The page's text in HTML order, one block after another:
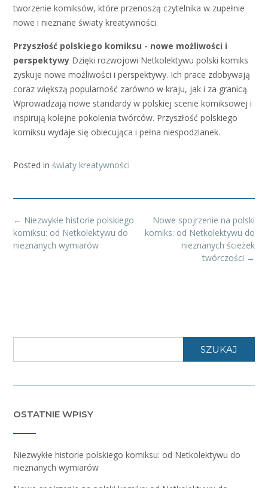
tworzenie komiksów, które przenoszą czytelnika w zupełnie
nowe i nieznane światy kreatywności.
Przyszłość polskiego komiksu - nowe możliwości i
perspektywy Dzięki rozwojowi Netkolektywu polski komiks
zyskuje nowe możliwości i perspektywy. Ich prace zdobywają
coraz większą popularność zarówno w kraju, jak i za granicą.
Wprowadzają nowe standardy w polskiej scenie komiksowej i
inspirują kolejne pokolenia twórców. Przyszłość polskiego
komiksu wydaje się obiecująca i pełna niespodzianek.
Posted in światy kreatywności
Post
navigation
Nowe spojrzenie na polski
komiks: od Netkolektywu do
nieznanych ścieżek
twórczości →
← Niezwykłe historie polskiego
komiksu: od Netkolektywu do
nieznanych wymiarów
SZUKAJ
OSTATNIE WPISY
Niezwykłe historie polskiego komiksu: od Netkolektywu do
nieznanych wymiarów